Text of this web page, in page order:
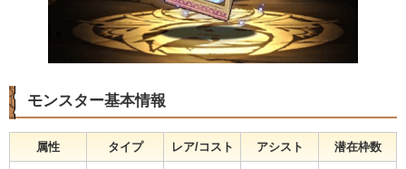
モンスター基本情報
属性 タイプ レア/コスト アシスト 潜在枠数